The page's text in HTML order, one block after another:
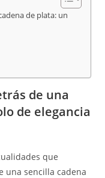
de plata: un
de una
de elegancia
que
una sencilla cadena